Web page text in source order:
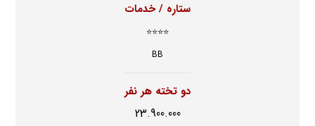
ستاره / خدمات
⭐⭐⭐⭐
BB
دو تخته هر نفر
23.900.000